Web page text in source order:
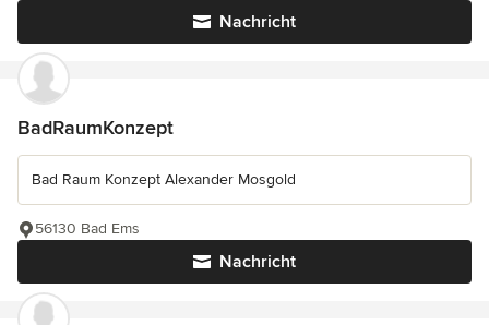
Nachricht
BadRaumKonzept
Bad Raum Konzept Alexander Mosgold
Nachricht
56130 Bad Ems